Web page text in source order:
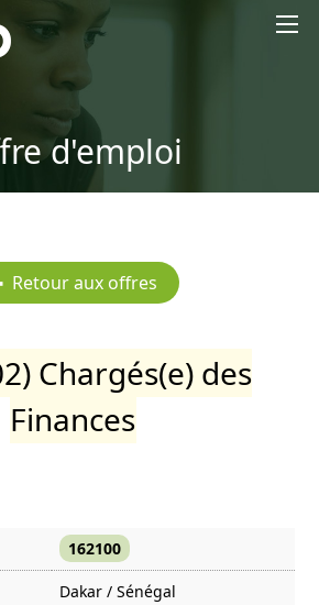
d'emploi
Chargés(e) des
Finances
162100
Dakar / Sénégal